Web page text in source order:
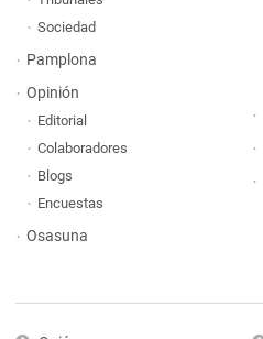
Sociedad
Pamplona
Opinión
Editorial
Colaboradores
Blogs
Encuestas
Osasuna